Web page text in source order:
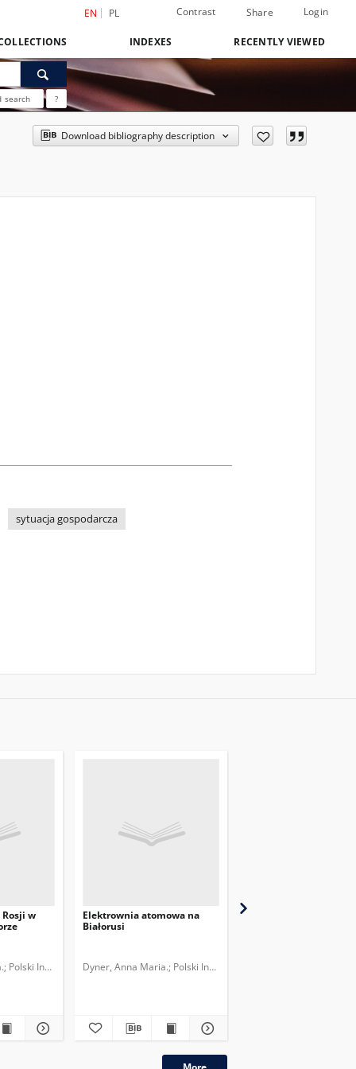
EN PL Contrast Share Login
INDEXES RECENTLY VIEWED
search ?
Download bibliography description
sytuacja gospodarcza
Międzynarodowych.
w
Polski Instytut Spraw Międzynarodowych.
Elektrownia atomowa na
Białorusi
Dyner, Anna Maria. Polski Instytut Spraw Międzynarodowych.